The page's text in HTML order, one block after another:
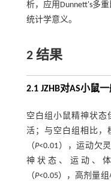
析，应用Dunnett's多
统计学意义。
2 结果
2.1 JZHB对AS小鼠
空白组小鼠精神状态
活；与空白组相比，
（P<0.01），运动欠
神状态、运动、
（P<0.05），高剂量